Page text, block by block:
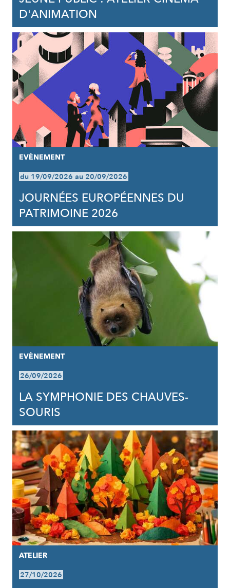
D'ANIMATION
EVÈNEMENT
du 19/09/2026 au 20/09/2026
JOURNÉES EUROPÉENNES DU
PATRIMOINE 2026
EVÈNEMENT
26/09/2026
LA SYMPHONIE DES CHAUVES-
SOURIS
ATELIER
27/10/2026